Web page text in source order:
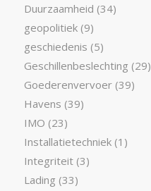
Duurzaamheid (34)
geopolitiek(9)
geschiedenis (5)
Geschillenbeslechting (29)
Goederenvervoer(39)
Havens (39)
IMO (23)
Installatietechniek(1)
Integriteit(3)
Lading (33)